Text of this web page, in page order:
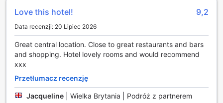
czas z innymi, voco Grand Central-Glasgow oferuje
wyjątkowym.
Udogodnienia w voco Grand Central-Glasgow: Komfort i
Wygoda na Wyciągnięcie Ręki
voco Grand Central-Glasgow to idealne miejsce dla osób
poszukujących wygody i komfortu podczas pobytu w
Glasgow. Hotel oferuje całodobową obsługę pokojową, co
Love this hotel! 9,2
Data recenzji: 20 Lipiec 2026
Great central location. Close to great restaurants and bars
and shopping. Hotel lovely rooms and would recommend
xxx
Przetłumacz recenzję
Jacqueline Wielka Brytania | Podróż z partnerem